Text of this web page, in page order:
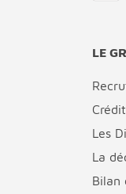
LE
Les
La
Bilan